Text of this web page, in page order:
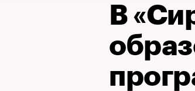
Спецпроекты
Рынок наличной валюты
В